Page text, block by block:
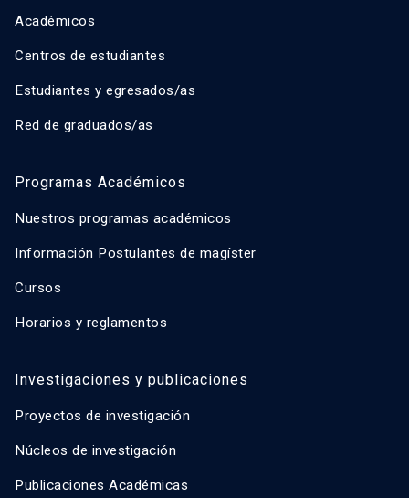
Académicos
Centros de estudiantes
Estudiantes y egresados/as
Red de graduados/as
Programas Académicos
Nuestros programas académicos
Información Postulantes de magíster
Cursos
Horarios y reglamentos
Investigaciones y publicaciones
Proyectos de investigación
Núcleos de investigación
Publicaciones Académicas